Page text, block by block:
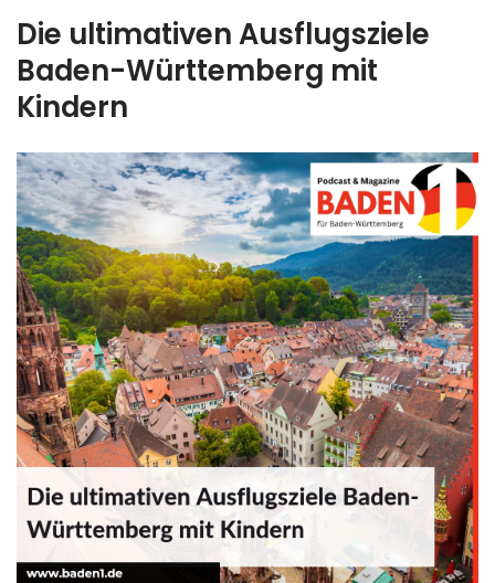
Die ultimativen Ausflugsziele
Baden-Württemberg mit
Kindern